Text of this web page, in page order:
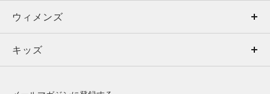
ウィメンズ
キッズ
トップス
ボトムス
ウィメンズ
トップス
キッズ